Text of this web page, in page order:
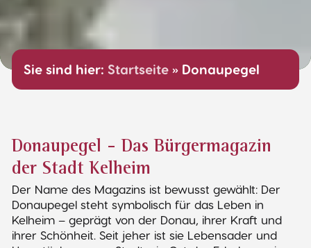
Sie sind hier: Startseite » Donaupegel
Donaupegel - Das Bürgermagazin
der Stadt Kelheim
Der Name des Magazins ist bewusst gewählt: Der
Donaupegel steht symbolisch für das Leben in
Kelheim – geprägt von der Donau, ihrer Kraft und
ihrer Schönheit. Seit jeher ist sie Lebensader und